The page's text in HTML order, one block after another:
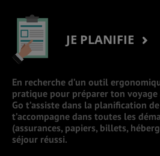
JE PLANIFIE
En recherche d’un outil
pratique pour préparer ton voyage
Go t’assiste dans la planification
t’accompagne dans toutes les
(assurances, papiers, billets,
séjour réussi.